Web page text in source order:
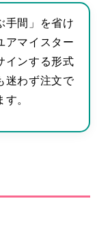
手間」を省け
アマイスター
インする形式
迷わず注文で
。